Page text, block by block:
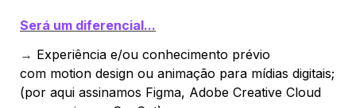
Será um diferencial...
→ Experiência e/ou conhecimento prévio
com motion design ou animação para mídias digitais;
(por aqui assinamos Figma, Adobe Creative Cloud